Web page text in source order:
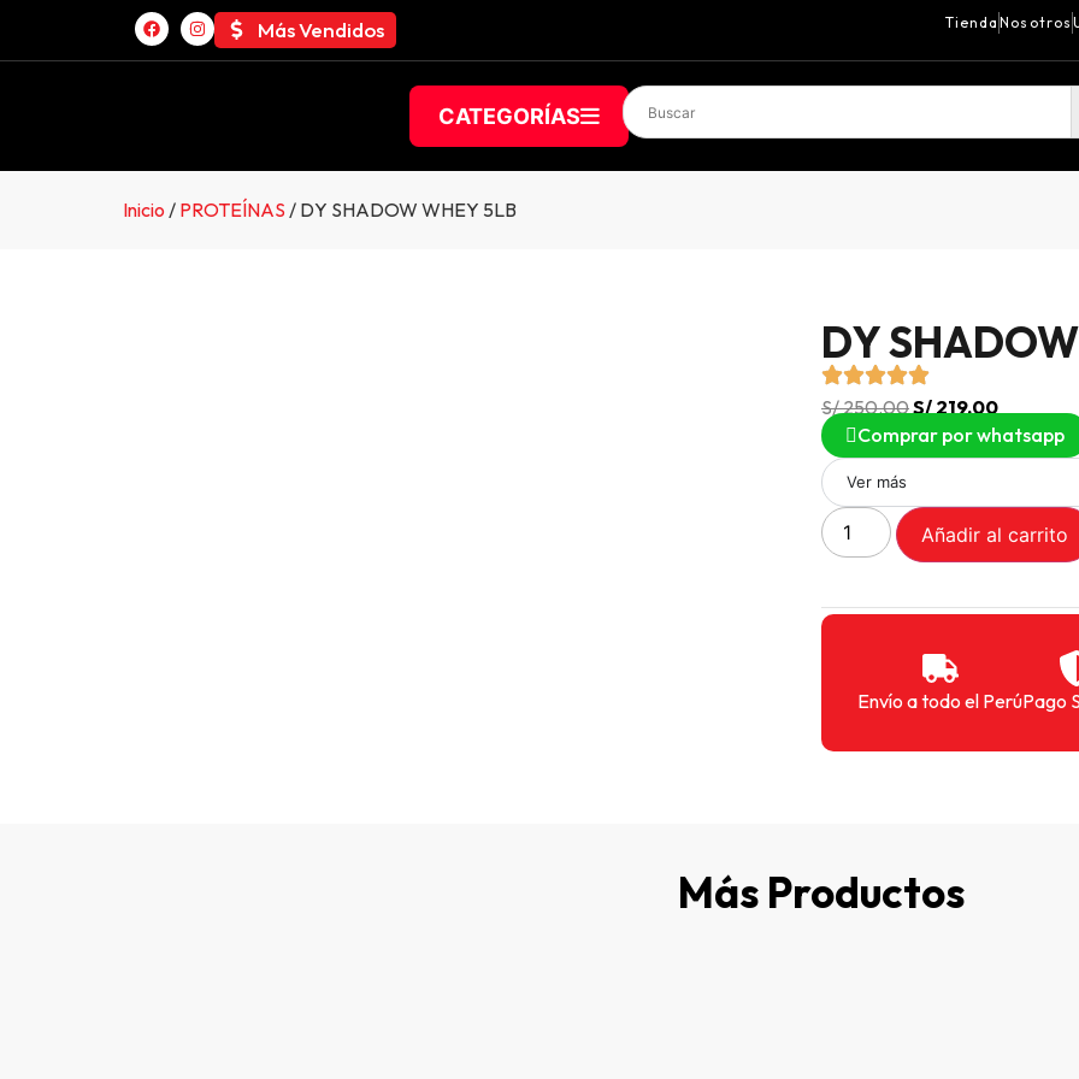
Más Vendidos Tienda Nosotros
CATEGORÍAS
Inicio / PROTEÍNAS / DY SHADOW WHEY 5LB
DY
S/250.00S/219.00
Comprar por whatsapp
Ver más
Añadir al carrito
Envío a todo el PerúPago
Más Productos